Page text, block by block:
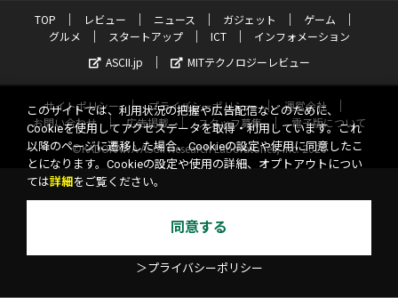
TOP レビュー ニュース ガジェット
ゲーム
グルメ
スタートアップ ICT
インフォメーション
ASCII.jp
MITテクノロジーレビュー
サイトポリシー プライバシーポリシー
運営会社
お問い合わせ
広告掲載 スタッフ募集
電子版について
©KADOKAWA ASCII Research Laboratories, Inc. 2026
このサイトでは、利用状況の把握や広告配信などのために、
Cookieを使用してアクセスデータを取得・利用しています。これ
以降のページに遷移した場合、Cookieの設定や使用に同意したこ
とになります。Cookieの設定や使用の詳細、オプトアウトについ
ては詳細 をご覧ください。
同意する
＞プライバシーポリシー